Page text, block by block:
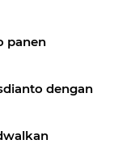
panen
dengan